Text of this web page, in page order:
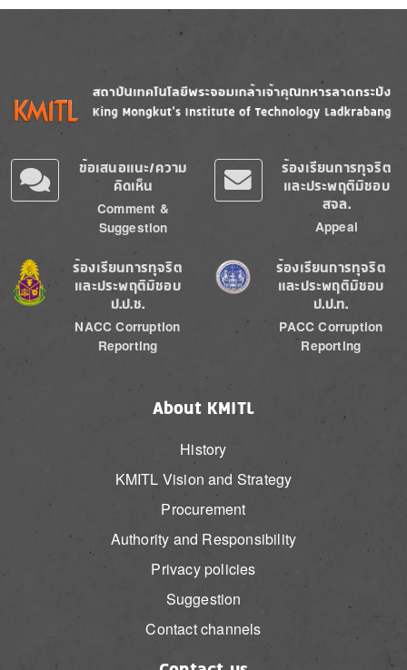
Image
ข้อเสนอแนะ/ความ
คิดเห็น
Comment &
Suggestion
ร้องเรียนการทุจริต
และประพฤติมิชอบ
สจล.
Appeal
Image
ร้องเรียนการทุจริต
และประพฤติมิชอบ
ป.ป.ช.
NACC Corruption
Reporting
Image
ร้องเรียนการทุจริต
และประพฤติมิชอบ
ป.ป.ท.
PACC Corruption
Reporting
About KMITL
History
KMITL Vision and Strategy
Procurement
Authority and Responsibility
Privacy policies
Suggestion
Contact channels